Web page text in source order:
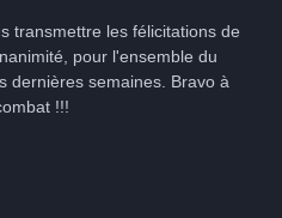
transmettre les félicitations de
pour l'ensemble du
dernières semaines. Bravo à
!!!